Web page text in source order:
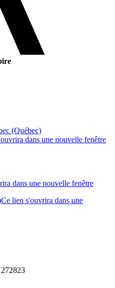
(Québec)
dans une nouvelle fenêtre
dans une nouvelle fenêtre
Ce lien s'ouvrira dans une
272823